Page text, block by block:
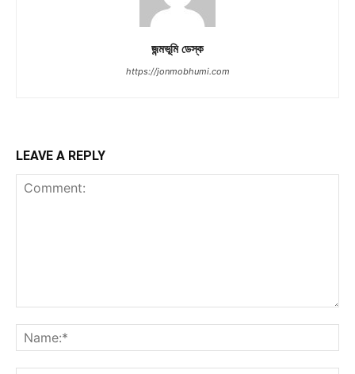
জন্মভূমি ডেস্ক
https://jonmobhumi.com
LEAVE A REPLY